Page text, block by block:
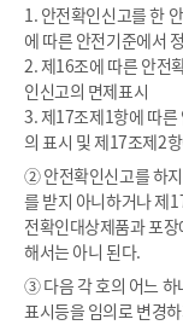
1. 안전확인신고를 한
에 따른 안전기준에서
2. 제16조에 따른 안전
인신고의 면제표시
3. 제17조제1항에 따른
의 표시 및 제17조제2
② 안전확인신고를 하
를 받지 아니하거나 제
전확인대상제품과 포
해서는 아니 된다.
③ 다음 각 호의 어느 하
표시등을 임의로 변경